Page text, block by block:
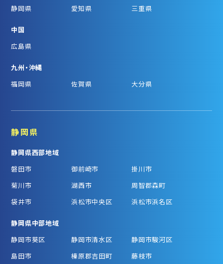
静岡県
愛知県 三重県
中国
広島県
九州・沖縄
福岡県
佐賀県 大分県
静岡県
静岡県西部地域
磐田市
御前崎市
掛川市
菊川市
湖西市
周智郡森町
袋井市
浜松市中央区 浜松市浜名区
静岡県中部地域
静岡市葵区
静岡市清水区
静岡市駿河区
島田市
榛原郡吉田町
藤枝市